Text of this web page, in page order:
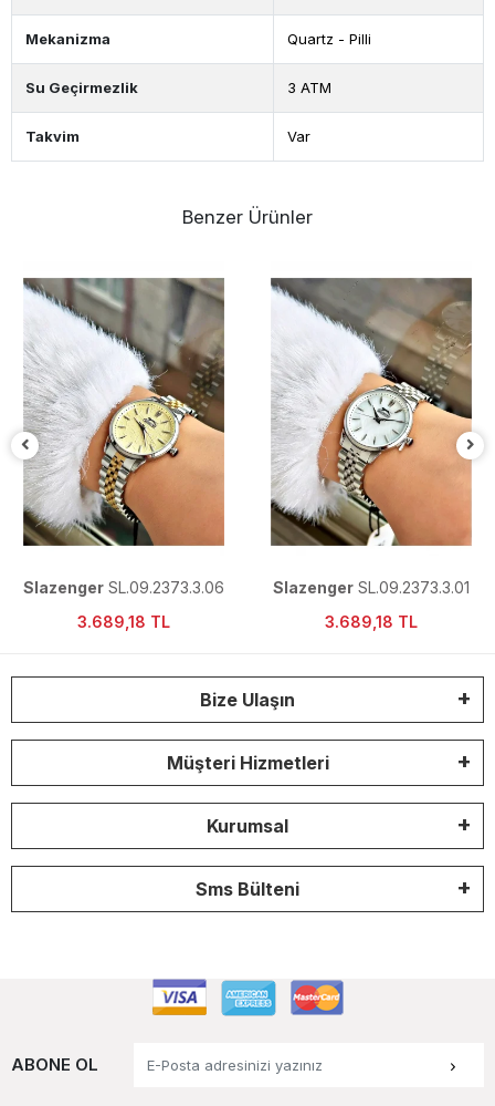
Mekanizma Quartz - Pilli
Su Geçirmezlik 3 ATM
Takvim Var
Benzer Ürünler
Slazenger SL.09.2373.3.06
Çelik Kordon Kadın Kol Saati
3.689,18 TL
Slazenger SL.09.2373.3.01
Çelik Kordon Kadın Kol Saati
3.689,18 TL
Bize Ulaşın
Müşteri Hizmetleri
Kurumsal
Sms Bülteni
ABONE OL